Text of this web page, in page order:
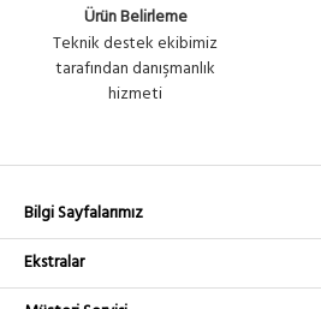
Ürün Belirleme
Teknik destek ekibimiz
tarafından danışmanlık
hizmeti
Bilgi Sayfalarımız
Ekstralar